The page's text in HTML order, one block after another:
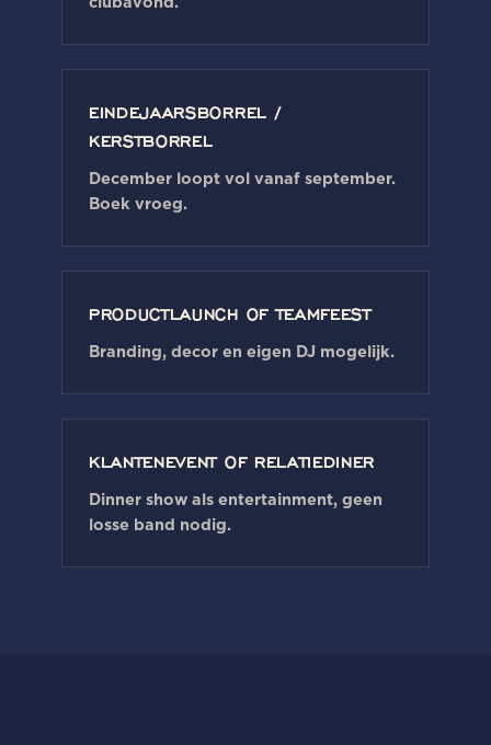
EINDEJAARSBORREL /
KERSTBORREL
December loopt vol vanaf september.
Boek vroeg.
PRODUCTLAUNCH OF TEAMFEEST
Branding, decor en eigen DJ mogelijk.
KLANTENEVENT OF RELATIEDINER
Dinner show als entertainment, geen
losse band nodig.